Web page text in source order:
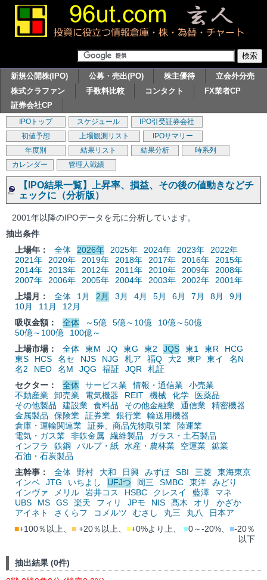
新規公開株(IPO) 公募・売出(PO) 株主優待
立会外分売
株式クラファン
手数料比較 コンタクト
FX業者CP
証券会社CP
IPOトップ スケジュール
IPO引受証券会社
初値予想
上場観測リスト
IPOサマリー
年度別
結果リスト 結果分析
時系列
カレンダー
管理人戦績
【IPO結果一覧】上昇率、損益、その後の値動きなどチ
ェックに（分析版）
2001年以降のIPOデータを元に分析しています。
抽出条件
上場年：
全体 2026年 2025年 2024年 2023年
2022年
2021年
2020年 2019年 2018年 2017年 2016年
2015年
2014年
2013年 2012年 2011年 2010年 2009年
2008年
2007年
2006年 2005年 2004年 2003年 2002年
2001年
上場月：
全体 1月 2月 3月 4月 5月 6月 7月 8月
9月
10月
11月
12月
吸収金額：
全体 ～5億 5億～10億
10億～50億
50億～100億
100億～
上場市場：
全体 東M JQ 東G 東2 JQS 東1 東R
HCG
東S
HCS 名セ NJS NJG 札ア 福Q 大2 東P 東イ
名N
名2
NEO 名M JQG 福証 JQR
札証
セクター：
全体 サービス業 情報・通信業
小売業
不動産業
卸売業 電気機器 REIT 機械 化学
医薬品
その他製品
建設業 食料品 その他金融業 通信業
精密機器
金属製品
保険業 証券業 銀行業
輸送用機器
倉庫・運輸関連業
証券、商品先物取引業
陸運業
電気・ガス業
非鉄金属 繊維製品
ガラス・土石製品
インフラ
鉄鋼 パルプ・紙 水産・農林業 空運業
鉱業
石油・石炭製品
主幹事：
全体 野村 大和 日興 みずほ SBI 三菱
東海東京
インベ
JTG いちよし UFJつ 岡三 SMBC 東洋
みどり
インヴァ
メリル 岩井コス HSBC クレスイ 藍澤
マネ
UBS
MS GS 楽天 フィリ JPモ NIS 髙木 オリ
かざか
アイネト
さくらフ コメルツ むさし 丸三 丸八
日本ア
■+100％以上、 ■ +20％以上、 ■+0%より上、 ■0～-20%、 ■-20％
以下
抽出結果 (0件)